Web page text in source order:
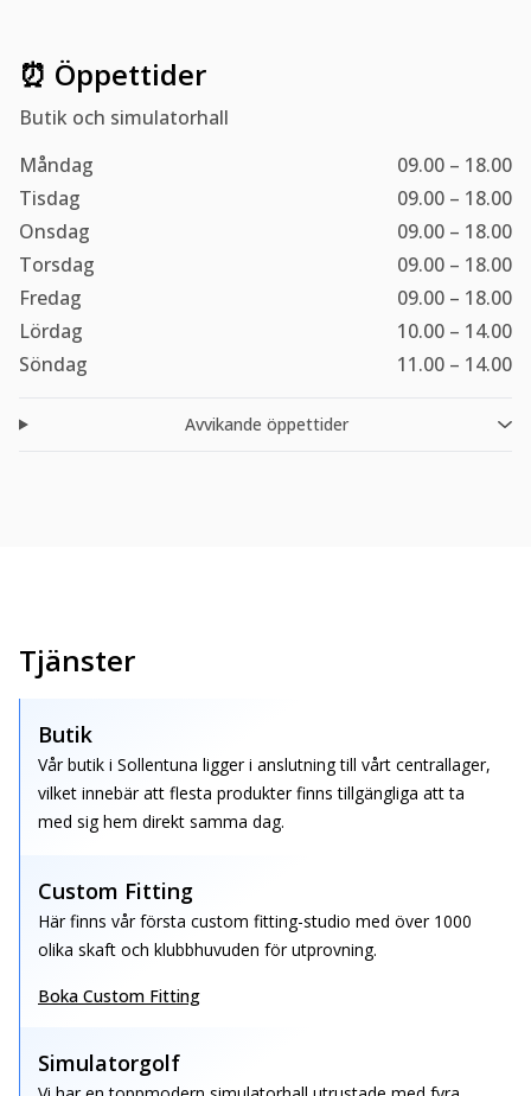
⏰ Öppettider
Butik och simulatorhall
Måndag
09.00 – 18.00
Tisdag
09.00 – 18.00
Onsdag
09.00 – 18.00
Torsdag
09.00 – 18.00
Fredag
09.00 – 18.00
Lördag
10.00 – 14.00
Söndag
11.00 – 14.00
Avvikande öppettider
Tjänster
Butik
Vår butik i Sollentuna ligger i anslutning till vårt centrallager,
vilket innebär att flesta produkter finns tillgängliga att ta
med sig hem direkt samma dag.
Custom Fitting
Här finns vår första custom fitting-studio med över 1000
olika skaft och klubbhuvuden för utprovning.
Boka Custom Fitting
Simulatorgolf